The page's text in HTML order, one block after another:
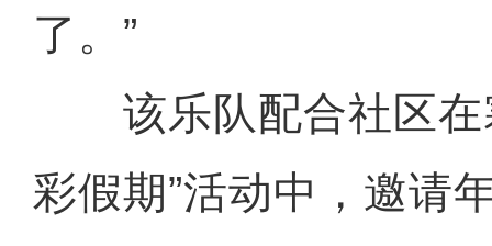
了。”
该乐队配合社区在
彩假期”活动中，邀请